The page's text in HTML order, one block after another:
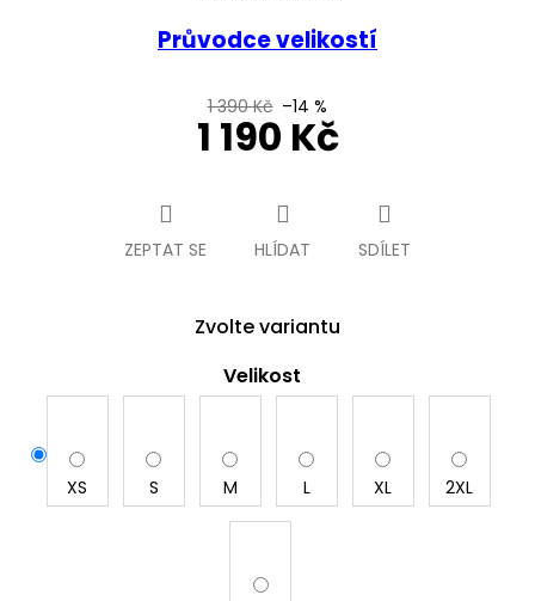
1 390 Kč –14 %
1 190 Kč
Zvolte variantu
Velikost
XS S M L XL 2XL
Průvodce velikostí
ZEPTAT SE HLÍDAT SDÍLET